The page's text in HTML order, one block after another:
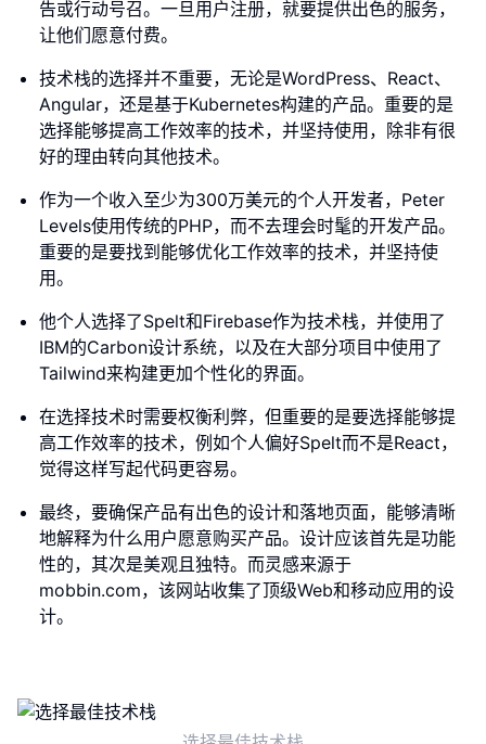
告或行动号召。一旦用户注册，就要提供出色的服务，
让他们愿意付费。
技术栈的选择并不重要，无论是WordPress、React、
Angular，还是基于Kubernetes构建的产品。重要的是
选择能够提高工作效率的技术，并坚持使用，除非有很
好的理由转向其他技术。
作为一个收入至少为300万美元的个人开发者，Peter
Levels使用传统的PHP，而不去理会时髦的开发产品。
重要的是要找到能够优化工作效率的技术，并坚持使
用。
他个人选择了Spelt和Firebase作为技术栈，并使用了
IBM的Carbon设计系统，以及在大部分项目中使用了
Tailwind来构建更加个性化的界面。
在选择技术时需要权衡利弊，但重要的是要选择能够提
高工作效率的技术，例如个人偏好Spelt而不是React，
觉得这样写起代码更容易。
最终，要确保产品有出色的设计和落地页面，能够清晰
地解释为什么用户愿意购买产品。设计应该首先是功能
性的，其次是美观且独特。而灵感来源于
mobbin.com，该网站收集了顶级Web和移动应用的设
计。